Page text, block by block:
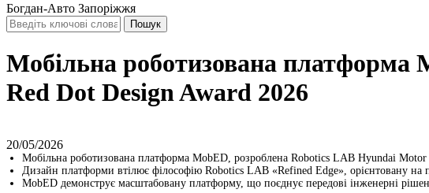
Богдан-Авто Запоріжжя
Мобільна роботизована
Red Dot Design Award 2026
20/05/2026
Мобільна роботизована платформа MobED, розроблена Robotics LAB Hyundai Motor
Дизайн платформи втілює філософію Robotics LAB «Refined Edge», орієнтовану на
MobED демонструє масштабовану платформу, що поєднує передові інженерні